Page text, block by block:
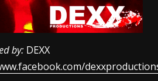
by: DEXX